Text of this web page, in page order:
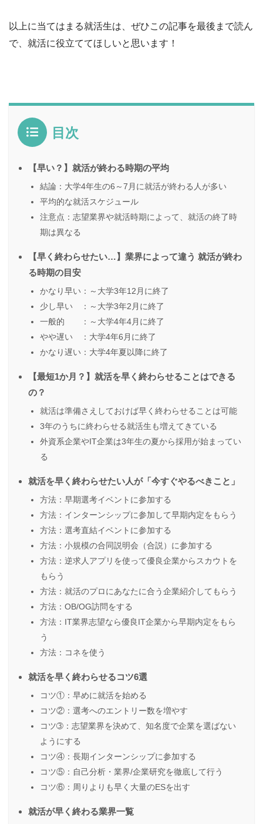
以上に当てはまる就活生は、ぜひこの記事を最後まで読ん
で、就活に役立ててほしいと思います！
目次
【早い？】就活が終わる時期の平均
結論：大学4年生の6～7月に就活が終わる人が多い
平均的な就活スケジュール
注意点：志望業界や就活時期によって、就活の終了時
期は異なる
【早く終わらせたい…】業界によって違う 就活が終わ
る時期の目安
かなり早い：～大学3年12月に終了
少し早い ：～大学3年2月に終了
一般的 ：～大学4年4月に終了
やや遅い ：大学4年6月に終了
かなり遅い：大学4年夏以降に終了
【最短1か月？】就活を早く終わらせることはできる
の？
就活は準備さえしておけば早く終わらせることは可能
3年のうちに終わらせる就活生も増えてきている
外資系企業やIT企業は3年生の夏から採用が始まってい
る
就活を早く終わらせたい人が「今すぐやるべきこと」
方法：早期選考イベントに参加する
方法：インターンシップに参加して早期内定をもらう
方法：選考直結イベントに参加する
方法：小規模の合同説明会（合説）に参加する
方法：逆求人アプリを使って優良企業からスカウトを
もらう
方法：就活のプロにあなたに合う企業紹介してもらう
方法：OB/OG訪問をする
方法：IT業界志望なら優良IT企業から早期内定をもら
う
方法：コネを使う
就活を早く終わらせるコツ6選
コツ①：早めに就活を始める
コツ②：選考へのエントリー数を増やす
コツ➂：志望業界を決めて、知名度で企業を選ばない
ようにする
コツ④：長期インターンシップに参加する
コツ⑤：自己分析・業界/企業研究を徹底して行う
コツ⑥：周りよりも早く大量のESを出す
就活が早く終わる業界一覧